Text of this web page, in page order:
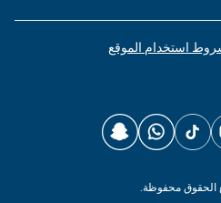
استخدام الموقع